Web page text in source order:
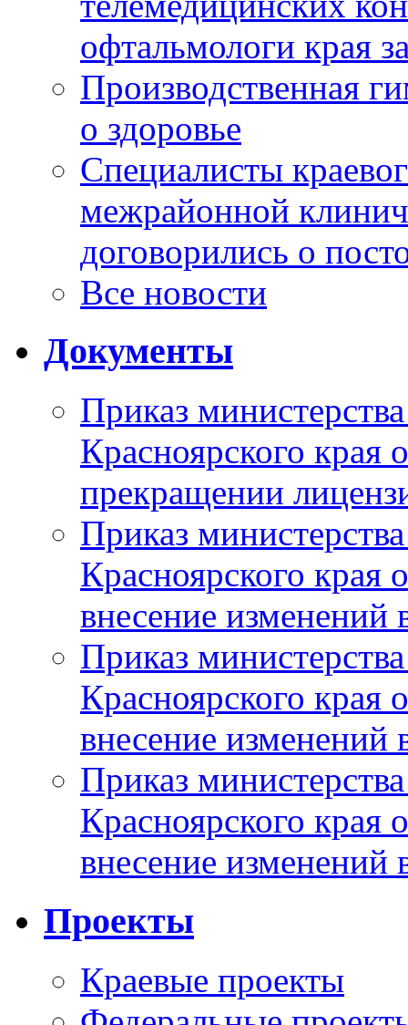
офтальмологи края
Производственная
о здоровье
Специалисты
межрайонной
договорились о
Все новости
Документы
Приказ
Красноярского
прекращении
Приказ
Красноярского
внесение изменений
Приказ
Красноярского
внесение изменений
Приказ
Красноярского
внесение изменений
Проекты
Краевые проекты